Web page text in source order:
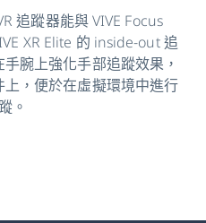
追蹤器能與 VIVE Focus
XR Elite 的 inside-out 追
腕上強化手部追蹤效果，
，便於在虛擬環境中進行
。